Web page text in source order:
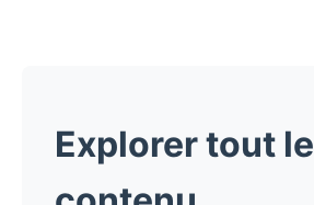
Explorer tout le